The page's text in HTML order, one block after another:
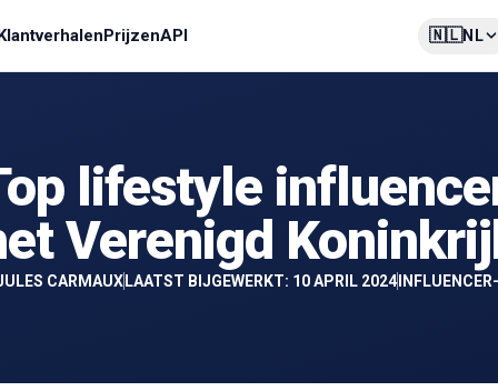
PrijzenAPI 🇳🇱NL
lifestyle
Verenigd
CARMAUX LAATST BIJGEWERKT: 10 APRIL 2024